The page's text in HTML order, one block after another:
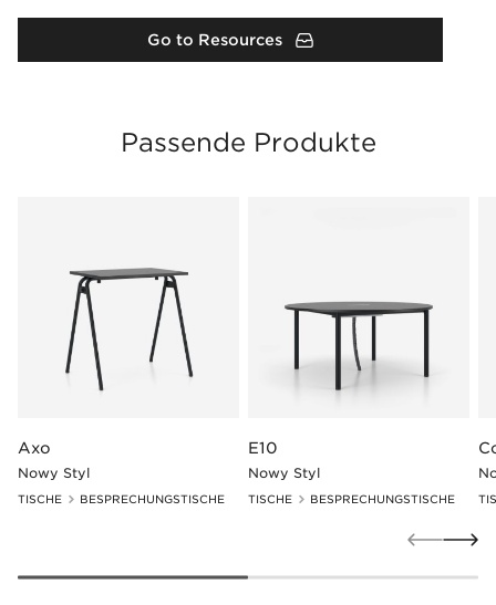
Go to Resources
Passende Produkte
Axo
Nowy Styl
TISCHE BESPRECHUNGSTISCHE
E10
Nowy Styl
TISCHE BESPRECHUNGSTISCHE